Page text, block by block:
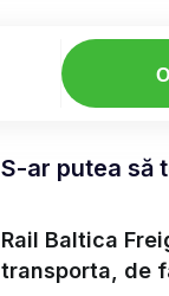
S-ar putea să
Rail Baltica
transporta, de